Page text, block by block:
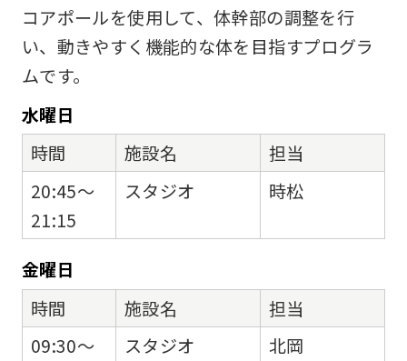
コアポールを使用して、体幹部の調整を行
い、動きやすく機能的な体を目指すプログラ
ムです。
水曜日
時間
20:45～
21:15
施設名
スタジオ
担当
時松
金曜日
時間
09:30～
施設名
スタジオ
担当
北岡